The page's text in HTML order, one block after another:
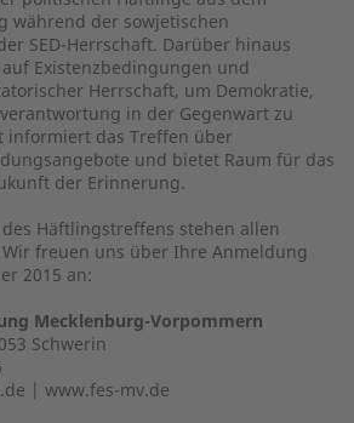
während der sowjetischen
SED-Herrschaft. Darüber hinaus
Existenzbedingungen und
Herrschaft, um Demokratie,
in der Gegenwart zu
informiert das Treffen über
und bietet Raum für das
der Erinnerung.
Häftlingstreffens stehen allen
freuen uns über Ihre Anmeldung
2015 an:
Mecklenburg-Vorpommern
Schwerin
| www.fes-mv.de